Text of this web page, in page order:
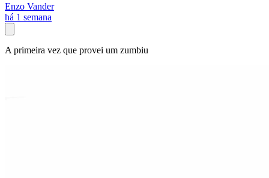
Enzo Vander
há 1 semana
A primeira vez que provei um zumbiu